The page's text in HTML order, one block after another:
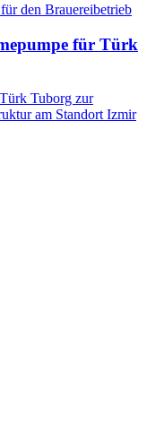
den Brauereibetrieb
für Türk
Tuborg zur
am Standort Izmir